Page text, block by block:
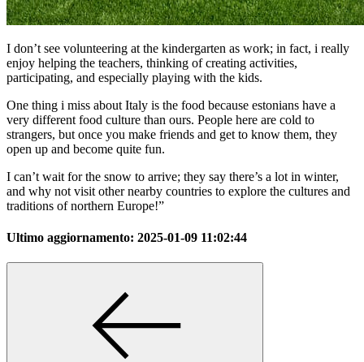
I don’t see volunteering at the kindergarten as work; in fact, i really
enjoy helping the teachers, thinking of creating activities,
participating, and especially playing with the kids.
One thing i miss about Italy is the food because estonians have a
very different food culture than ours. People here are cold to
strangers, but once you make friends and get to know them, they
open up and become quite fun.
I can’t wait for the snow to arrive; they say there’s a lot in winter,
and why not visit other nearby countries to explore the cultures and
traditions of northern Europe!”
Ultimo aggiornamento: 2025-01-09 11:02:44